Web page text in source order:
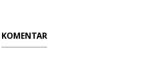
KOMENTAR